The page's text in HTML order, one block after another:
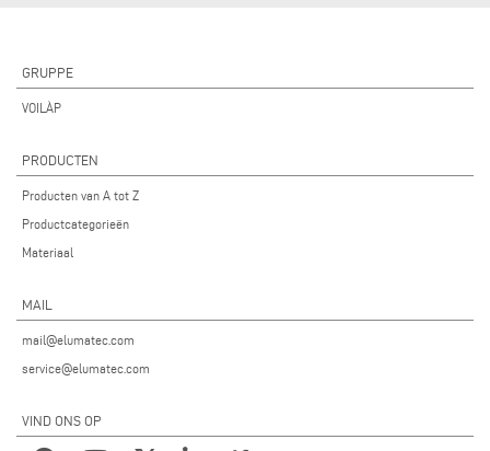
GRUPPE
VOILÀP
PRODUCTEN
Producten van A tot Z
Productcategorieën
Materiaal
MAIL
mail@elumatec.com
service@elumatec.com
VIND ONS OP